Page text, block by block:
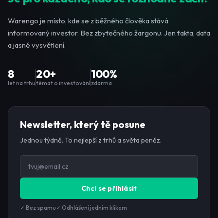
Warengo je místo, kde se z běžného člověka stává
informovaný investor. Bez zbytečného žargonu. Jen fakta, data
a jasné vysvětlení.
8
let na trhu
20+
témat o investování
100%
zdarma
Newsletter, který tě posune
Jednou týdně. To nejlepší z trhů a světa peněz.
Chci se přihlásit
✓ Bez spamu ✓ Odhlášení jedním klikem